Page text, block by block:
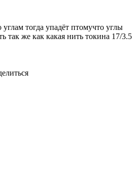
тогда упадёт птомучто углы
так же как какая нить токина 17/3.5